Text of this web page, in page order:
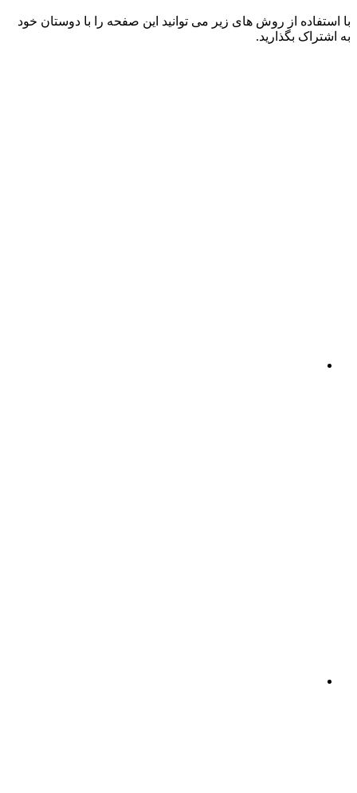
با استفاده از روش های زیر می توانید این صفحه را با دوستان خود
به اشتراک بگذارید.